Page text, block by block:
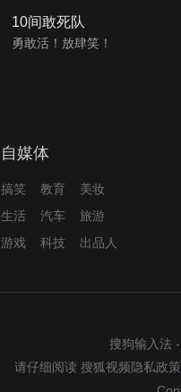
10间敢死队
勇敢活！放肆笑！
自媒体
搞笑 教育
美妆
生活
汽车
旅游
游戏
科技 出品人
搜狗输入法 -
请仔细阅读 搜狐视频隐私政策